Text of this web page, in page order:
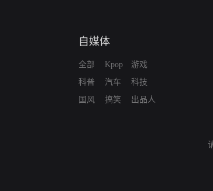
自媒体
全部
科普
国风
Kpop
汽车
搞笑
游戏
科技
出品人